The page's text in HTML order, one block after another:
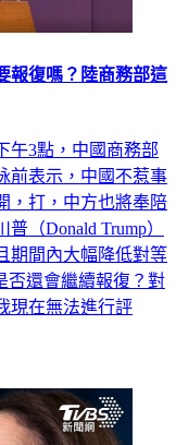
報復嗎？陸商務部這
午3點，中國商務部
前表示，中國不惹事
，打，中方也將奉陪
（Donald Trump）
期間內大幅降低對等
否還會繼續報復？對
現在無法進行評